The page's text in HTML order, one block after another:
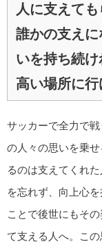
人に支えて
誰かの支え
いを持ち続
高い場所に行
サッカーで全力で
の人々の思いを乗
るのは支えてくれ
を忘れず、向上心
ことで後世にもそ
て支える人へ。こ